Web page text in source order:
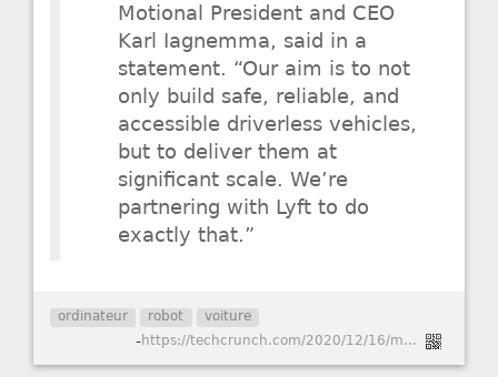
Motional President and CEO
Karl Iagnemma, said in a
statement. “Our aim is to not
only build safe, reliable, and
accessible driverless vehicles,
but to deliver them at
significant scale. We’re
partnering with Lyft to do
exactly that.”
ordinateur robot voiture
- https://techcrunch.com/2020/12/16/motional-and-lyft-target-2023-to-deploy-driverless-robotaxi-services-in-major-u-s-cities/